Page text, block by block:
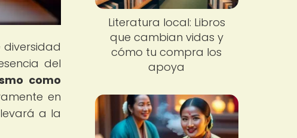
diversidad
del
como
en
a la
Literatura local: Libros
que cambian vidas y
cómo tu compra los
apoya